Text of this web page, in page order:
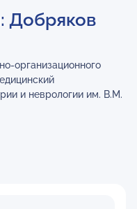
Добряков
организационного
и неврологии им. В.М.